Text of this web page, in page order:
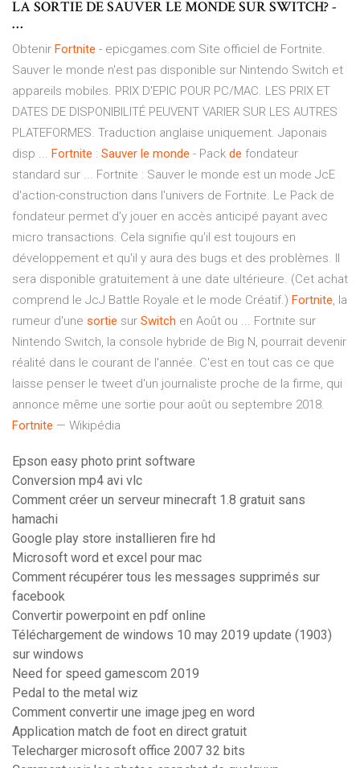
LA SORTIE DE SAUVER LE MONDE SUR SWITCH? -
…
Obtenir Fortnite - epicgames.com Site officiel de Fortnite.
Sauver le monde n'est pas disponible sur Nintendo Switch et
appareils mobiles. PRIX D'EPIC POUR PC/MAC. LES PRIX ET
DATES DE DISPONIBILITÉ PEUVENT VARIER SUR LES AUTRES
PLATEFORMES. Traduction anglaise uniquement. Japonais
disp ... Fortnite : Sauver le monde - Pack de fondateur
standard sur ... Fortnite : Sauver le monde est un mode JcE
d'action-construction dans l'univers de Fortnite. Le Pack de
fondateur permet d'y jouer en accès anticipé payant avec
micro transactions. Cela signifie qu'il est toujours en
développement et qu'il y aura des bugs et des problèmes. Il
sera disponible gratuitement à une date ultérieure. (Cet achat
comprend le JcJ Battle Royale et le mode Créatif.) Fortnite, la
rumeur d'une sortie sur Switch en Août ou ... Fortnite sur
Nintendo Switch, la console hybride de Big N, pourrait devenir
réalité dans le courant de l'année. C'est en tout cas ce que
laisse penser le tweet d'un journaliste proche de la firme, qui
annonce même une sortie pour août ou septembre 2018.
Fortnite — Wikipédia
Epson easy photo print software
Conversion mp4 avi vlc
Comment créer un serveur minecraft 1.8 gratuit sans
hamachi
Google play store installieren fire hd
Microsoft word et excel pour mac
Comment récupérer tous les messages supprimés sur
facebook
Convertir powerpoint en pdf online
Téléchargement de windows 10 may 2019 update (1903)
sur windows
Need for speed gamescom 2019
Pedal to the metal wiz
Comment convertir une image jpeg en word
Application match de foot en direct gratuit
Telecharger microsoft office 2007 32 bits